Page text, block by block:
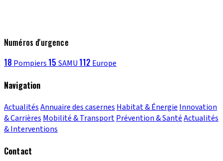
Numéros d'urgence
18 Pompiers 15 SAMU 112 Europe
Navigation
ActualitésAnnuaire des casernes Habitat & Énergie Innovation
& Carrières Mobilité & TransportPrévention & SantéActualités
& Interventions
Contact